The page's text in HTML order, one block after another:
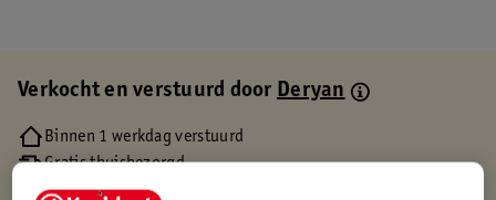
Verkocht en verstuurd doorDeryan
Binnen 1 werkdag verstuurd
Gratis thuisbezorgd
Gratis retourneren via verkooppartner.